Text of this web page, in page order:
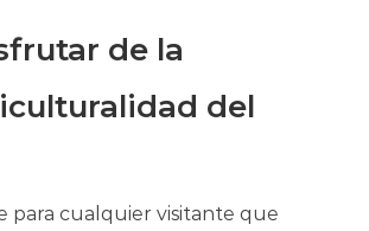
de la
del
para cualquier visitante que